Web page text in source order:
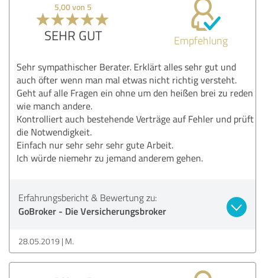
5,00 von 5
SEHR GUT Empfehlung
Sehr sympathischer Berater. Erklärt alles sehr gut und
auch öfter wenn man mal etwas nicht richtig versteht.
Geht auf alle Fragen ein ohne um den heißen brei zu reden
wie manch andere.
Kontrolliert auch bestehende Verträge auf Fehler und prüft
die Notwendigkeit.
Einfach nur sehr sehr sehr gute Arbeit.
Ich würde niemehr zu jemand anderem gehen.
Erfahrungsbericht & Bewertung zu:
GoBroker - Die Versicherungsbroker
28.05.2019 M.